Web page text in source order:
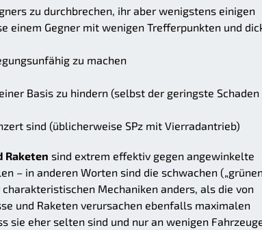
zu durchbrechen, ihr aber wenigstens einigen
einem Gegner mit wenigen Trefferpunkten und
zu machen
Basis zu hindern (selbst der geringste Schaden
sind (üblicherweise SPz mit Vierradantrieb)
Raketen sind extrem effektiv gegen angewinkelte
– in anderen Worten sind die schwachen
Mechaniken anders, als die von
und Raketen verursachen ebenfalls maximalen
sie eher selten sind und nur an wenigen